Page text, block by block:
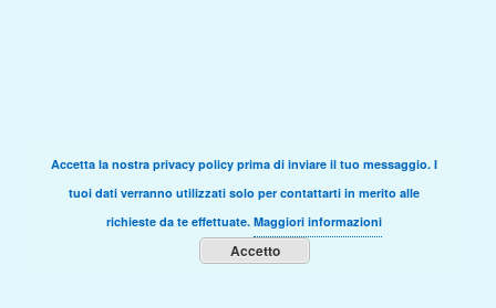
Accetta la nostra privacy policy prima di inviare il tuo messaggio. I
tuoi dati verranno utilizzati solo per contattarti in merito alle
richieste da te effettuate. Maggiori informazioni
Accetto